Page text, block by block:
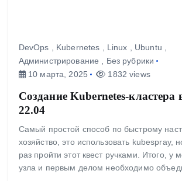
DevOps Kubernetes Linux Ubuntu
Администрирование
Без рубрики
10 марта, 2025
1832 views
Создание Kubernetes-кластера
22.04
Самый простой способ по быстрому
хозяйство, это использовать kubespray,
раз пройти этот квест ручками. Итого, у
узла и первым делом необходимо